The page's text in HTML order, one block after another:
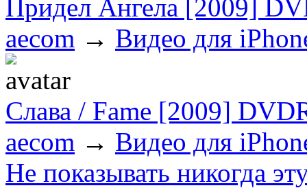
Придел Ангела [2009]
aecom → Видео для
Слава / Fame [2009]
aecom → Видео для
Не показывать никогда